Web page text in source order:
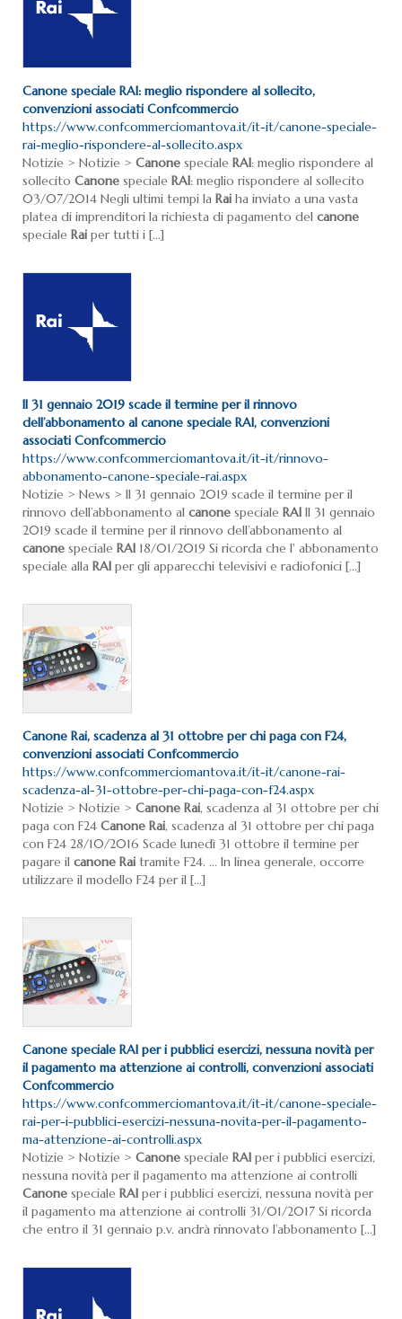
Canone speciale RAI: meglio rispondere al sollecito,
convenzioni associati Confcommercio
https://www.confcommerciomantova.it/it-it/canone-speciale-
rai-meglio-rispondere-al-sollecito.aspx
Notizie > Notizie > Canone speciale RAI: meglio rispondere al
sollecito Canone speciale RAI: meglio rispondere al sollecito
03/07/2014 Negli ultimi tempi la Rai ha inviato a una vasta
platea di imprenditori la richiesta di pagamento del canone
speciale Rai per tutti i [...]
Il 31 gennaio 2019 scade il termine per il rinnovo
dell’abbonamento al canone speciale RAI, convenzioni
associati Confcommercio
https://www.confcommerciomantova.it/it-it/rinnovo-
abbonamento-canone-speciale-rai.aspx
Notizie > News > Il 31 gennaio 2019 scade il termine per il
rinnovo dell’abbonamento al canone speciale RAI Il 31 gennaio
2019 scade il termine per il rinnovo dell’abbonamento al
canone speciale RAI 18/01/2019 Si ricorda che l' abbonamento
speciale alla RAI per gli apparecchi televisivi e radiofonici [...]
Canone Rai, scadenza al 31 ottobre per chi paga con F24,
convenzioni associati Confcommercio
https://www.confcommerciomantova.it/it-it/canone-rai-
scadenza-al-31-ottobre-per-chi-paga-con-f24.aspx
Notizie > Notizie > Canone Rai, scadenza al 31 ottobre per chi
paga con F24 Canone Rai, scadenza al 31 ottobre per chi paga
con F24 28/10/2016 Scade lunedì 31 ottobre il termine per
pagare il canone Rai tramite F24. ... In linea generale, occorre
utilizzare il modello F24 per il [...]
Canone speciale RAI per i pubblici esercizi, nessuna novità per
il pagamento ma attenzione ai controlli, convenzioni associati
Confcommercio
https://www.confcommerciomantova.it/it-it/canone-speciale-
rai-per-i-pubblici-esercizi-nessuna-novita-per-il-pagamento-
ma-attenzione-ai-controlli.aspx
Notizie > Notizie > Canone speciale RAI per i pubblici esercizi,
nessuna novità per il pagamento ma attenzione ai controlli
Canone speciale RAI per i pubblici esercizi, nessuna novità per
il pagamento ma attenzione ai controlli 31/01/2017 Si ricorda
che entro il 31 gennaio p.v. andrà rinnovato l’abbonamento [...]